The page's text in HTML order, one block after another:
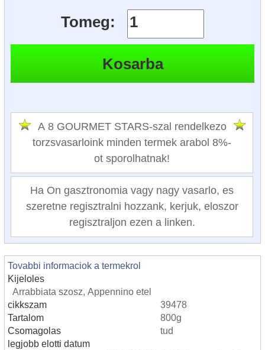
Tomeg:
A 8 GOURMET STARS-szal rendelkezo
torzsvasarloink minden termek arabol 8%-
ot sporolhatnak!
Ha On gasztronomia vagy nagy vasarlo, es
szeretne regisztralni hozzank, kerjuk, eloszor
regisztraljon ezen a linken.
Tovabbi informaciok a termekrol
Kijeloles
Arrabbiata szosz, Appennino etel
cikkszam
39478
Tartalom
800g
Csomagolas
tud
legjobb elotti datum